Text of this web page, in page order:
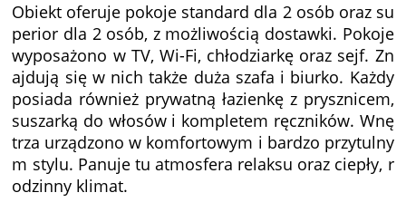
Obiekt oferuje pokoje standard dla 2 osób oraz su
perior dla 2 osób, z możliwością dostawki. Pokoje
wyposażono w TV, Wi-Fi, chłodziarkę oraz sejf. Zn
ajdują się w nich także duża szafa i biurko. Każdy
posiada również prywatną łazienkę z prysznicem,
suszarką do włosów i kompletem ręczników. Wnę
trza urządzono w komfortowym i bardzo przytulny
m stylu. Panuje tu atmosfera relaksu oraz ciepły, r
odzinny klimat.